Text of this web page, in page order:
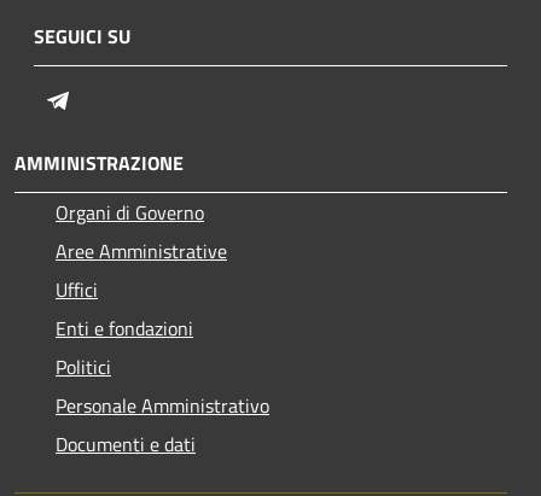
SEGUICI SU
AMMINISTRAZIONE
Organi di Governo
Aree Amministrative
Uffici
Enti e fondazioni
Politici
Personale Amministrativo
Documenti e dati